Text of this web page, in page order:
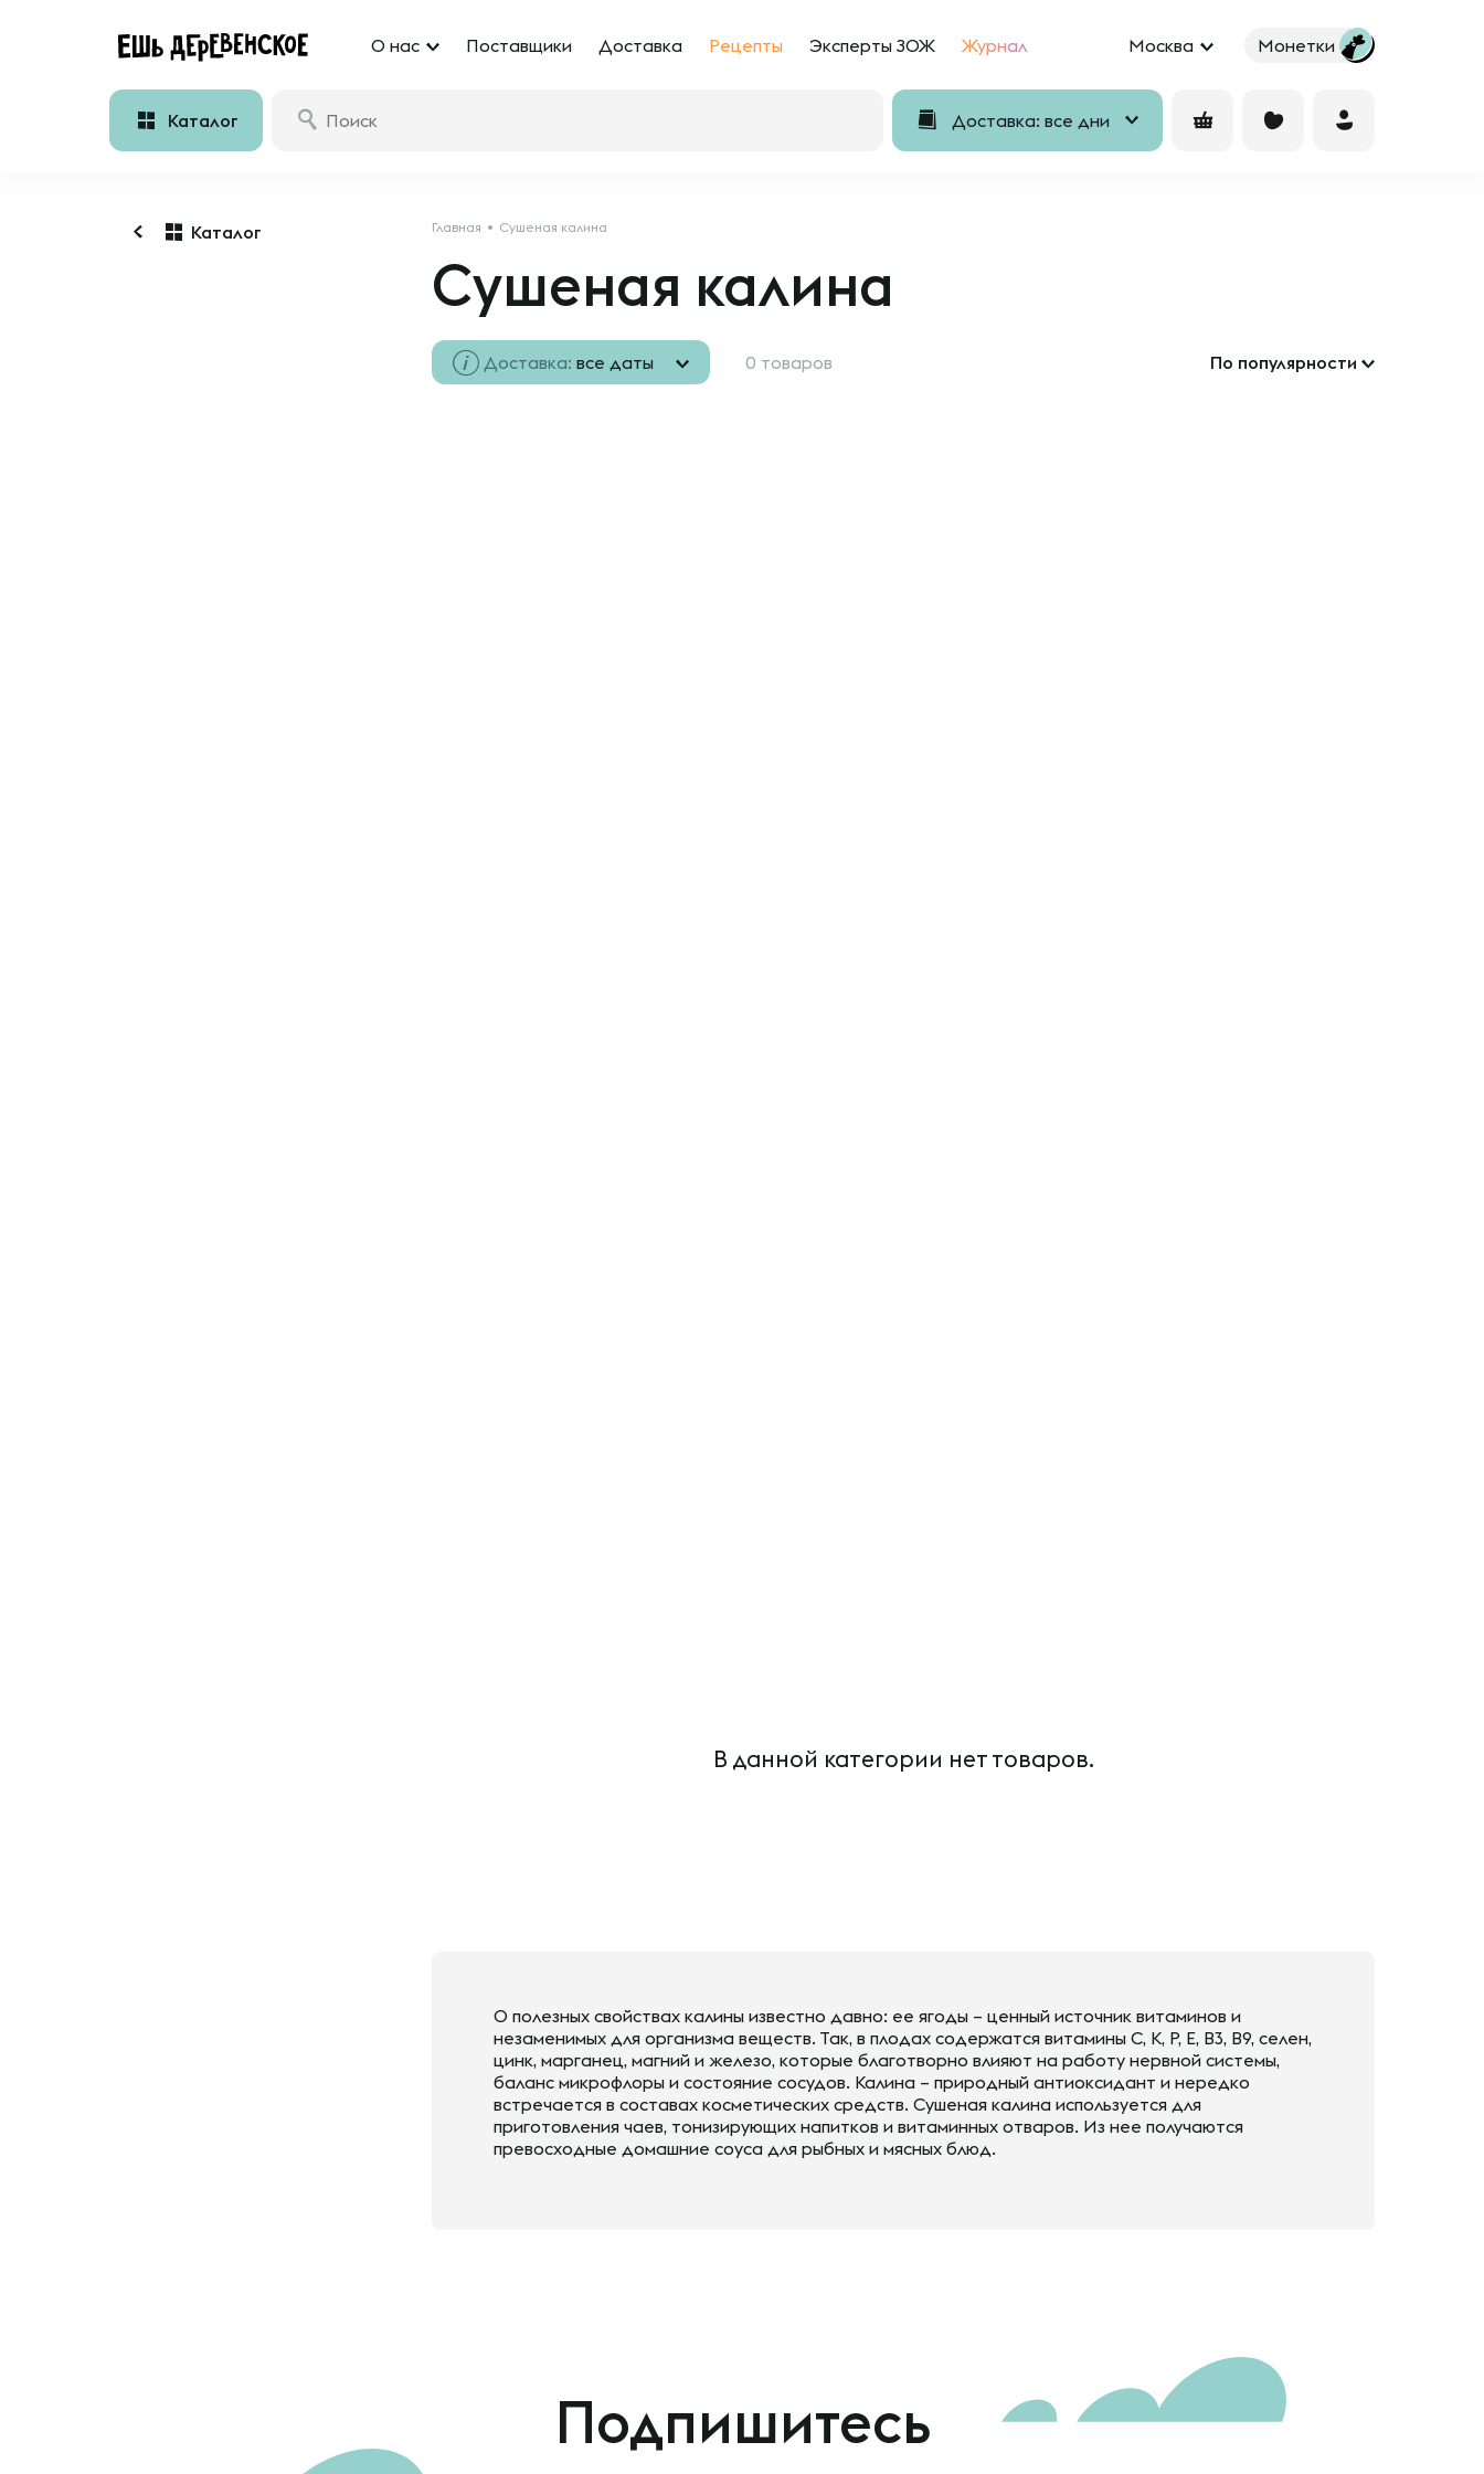
О нас Поставщики Доставка Рецепты Эксперты ЗОЖ Журнал Москва Монетки
Каталог Доставка: все дни
Каталог Главная Сушеная калина
Сушеная калина
Доставка: все даты 0 товаров По популярности
В данной категории нет товаров.
О полезных свойствах калины известно давно: ее ягоды – ценный источник витаминов и
незаменимых для организма веществ. Так, в плодах содержатся витамины C, K, P, E, B3, B9, селен,
цинк, марганец, магний и железо, которые благотворно влияют на работу нервной системы,
баланс микрофлоры и состояние сосудов. Калина – природный антиоксидант и нередко
встречается в составах косметических средств. Сушеная калина используется для
приготовления чаев, тонизирующих напитков и витаминных отваров. Из нее получаются
превосходные домашние соуса для рыбных и мясных блюд.
Подпишитесь